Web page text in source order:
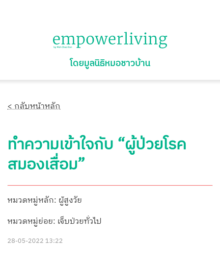
โดยมูลนิธิหมอชาวบ้าน
< กลับหน้าหลัก
ทำความเข้าใจกับ “ผู้ป่วยโรค
สมองเสื่อม”
หมวดหมู่หลัก: ผู้สูงวัย
หมวดหมู่ย่อย: เจ็บป่วยทั่วไป
28-05-2022 13:22